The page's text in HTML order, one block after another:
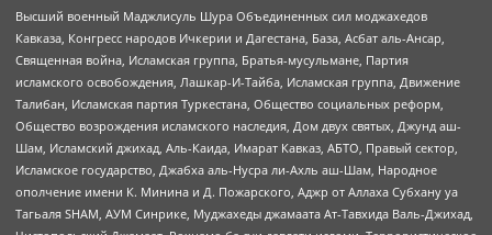
Высший военный Маджлисуль Шура Объединенных сил моджахедов
Кавказа, Конгресс народов Ичкерии и Дагестана, База, Асбат аль-Ансар,
Священная война, Исламская группа, Братья-мусульмане, Партия
исламского освобождения, Лашкар-И-Тайба, Исламская группа, Движение
Талибан, Исламская партия Туркестана, Общество социальных реформ,
Общество возрождения исламского наследия, Дом двух святых, Джунд аш-
Шам, Исламский джихад, Аль-Каида, Имарат Кавказ, АБТО, Правый сектор,
Исламское государство, Джабха аль-Нусра ли-Ахль аш-Шам, Народное
ополчение имени К. Минина и Д. Пожарского, Аджр от Аллаха Субхану уа
Тагьаля SHAM, АУМ Синрике, Муджахеды джамаата Ат-Тавхида Валь-Джихад,